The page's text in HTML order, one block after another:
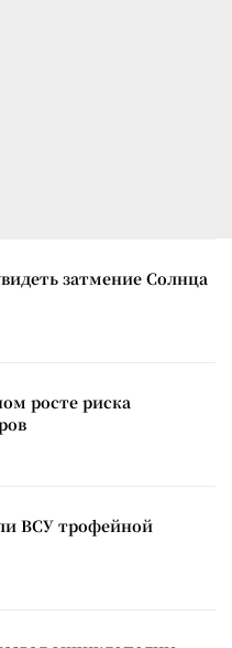
затмение Солнца
росте риска
ВСУ трофейной